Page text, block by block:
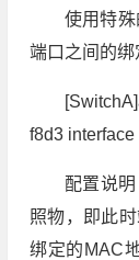
使用特
端口之间的绑
f8d3 interface
配置说
照物，即此
绑定的MAC